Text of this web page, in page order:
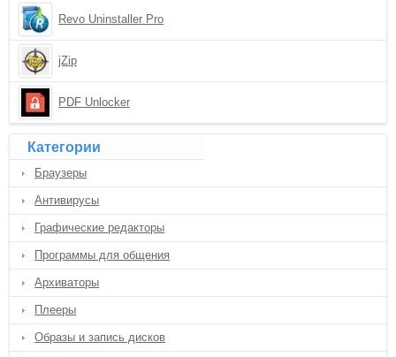
Revo Uninstaller Pro
jZip
PDF Unlocker
Категории
Браузеры
Антивирусы
Графические редакторы
Программы для общения
Архиваторы
Плееры
Образы и запись дисков